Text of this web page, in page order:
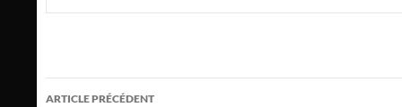
Navigation
ARTICLE PRÉCÉDENT